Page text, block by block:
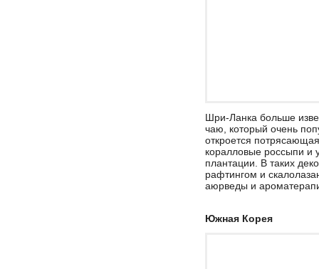
Шри-Ланка больше
чаю, который очень
откроется
коралловые россыпи и
плантации. В таких
рафтингом и
аюрведы и
Южная Корея